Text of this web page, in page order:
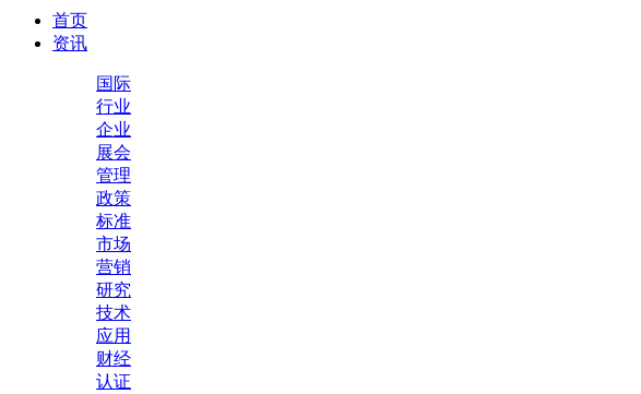
首页
资讯
国际
行业
企业
展会
管理
政策
标准
市场
营销
研究
技术
应用
财经
认证